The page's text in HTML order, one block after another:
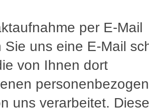
per E-Mail
Sie uns eine E-Mail
von Ihnen dort
uns verarbeitet. Diese